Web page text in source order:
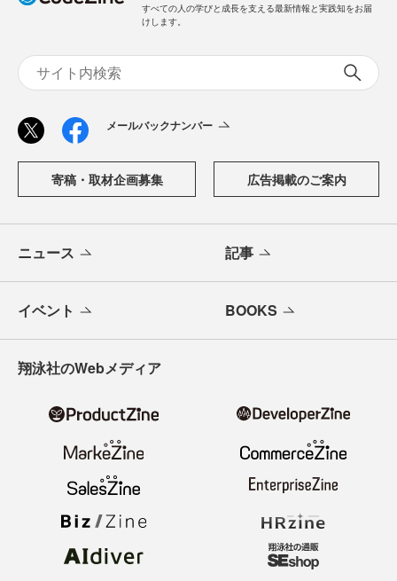
すべての人の学びと成長を支える最新情報と実践知をお届
けします。
メールバックナンバー
寄稿・取材企画募集 広告掲載のご案内
ニュース 記事
イベント BOOKS
翔泳社のWebメディア